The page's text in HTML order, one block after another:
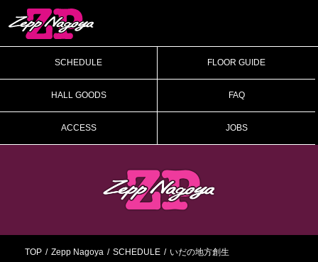
SCHEDULE FLOOR GUIDE
HALL GOODS FAQ
ACCESS JOBS
TOP Zepp Nagoya SCHEDULE いだの地方創生